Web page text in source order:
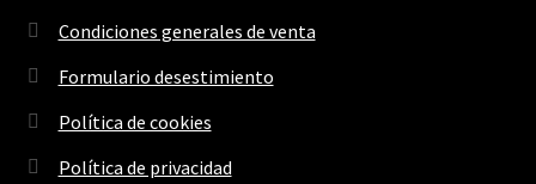
Condiciones generales de venta
Formulario desestimiento
Política de cookies
Política de privacidad